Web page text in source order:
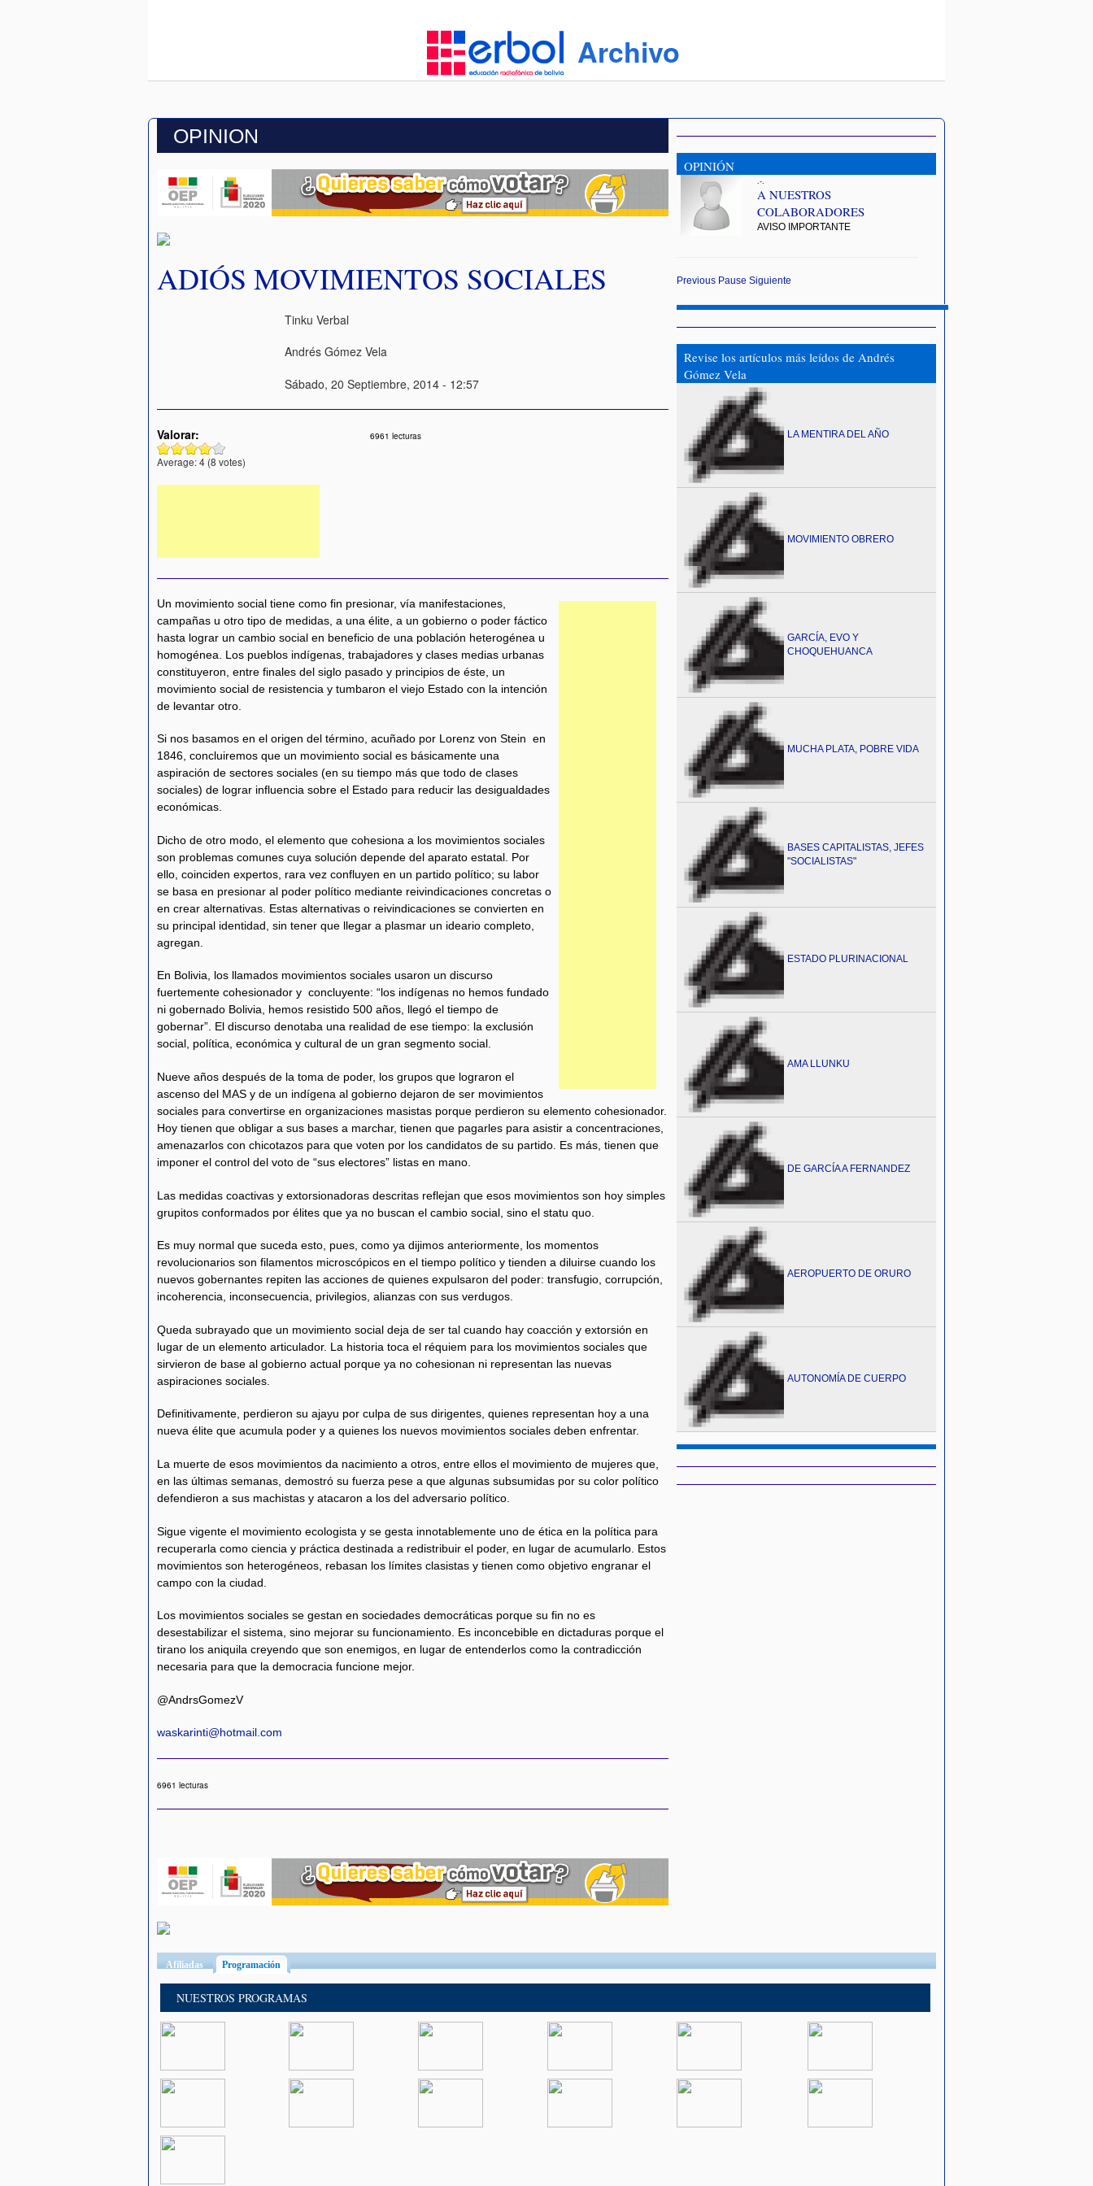
Archivo
OPINION
ADIÓS MOVIMIENTOS SOCIALES
Tinku Verbal
Andrés Gómez Vela
Sábado, 20 Septiembre, 2014 - 12:57
Valorar:
Average:4 (8 votes)
6961 lecturas
Un movimiento social tiene como fin presionar, vía manifestaciones,
campañas u otro tipo de medidas, a una élite, a un gobierno o poder fáctico
hasta lograr un cambio social en beneficio de una población heterogénea u
homogénea. Los pueblos indígenas, trabajadores y clases medias urbanas
constituyeron, entre finales del siglo pasado y principios de éste, un
movimiento social de resistencia y tumbaron el viejo Estado con la intención
de levantar otro.
Si nos basamos en el origen del término, acuñado por Lorenz von Stein en
1846, concluiremos que un movimiento social es básicamente una
aspiración de sectores sociales (en su tiempo más que todo de clases
sociales) de lograr influencia sobre el Estado para reducir las desigualdades
económicas.
Dicho de otro modo, el elemento que cohesiona a los movimientos sociales
son problemas comunes cuya solución depende del aparato estatal. Por
ello, coinciden expertos, rara vez confluyen en un partido político; su labor
se basa en presionar al poder político mediante reivindicaciones concretas o
en crear alternativas. Estas alternativas o reivindicaciones se convierten en
su principal identidad, sin tener que llegar a plasmar un ideario completo,
agregan.
En Bolivia, los llamados movimientos sociales usaron un discurso
fuertemente cohesionador y concluyente: “los indígenas no hemos fundado
ni gobernado Bolivia, hemos resistido 500 años, llegó el tiempo de
gobernar”. El discurso denotaba una realidad de ese tiempo: la exclusión
social, política, económica y cultural de un gran segmento social.
Nueve años después de la toma de poder, los grupos que lograron el
ascenso del MAS y de un indígena al gobierno dejaron de ser movimientos
sociales para convertirse en organizaciones masistas porque perdieron su elemento cohesionador.
Hoy tienen que obligar a sus bases a marchar, tienen que pagarles para asistir a concentraciones,
amenazarlos con chicotazos para que voten por los candidatos de su partido. Es más, tienen que
imponer el control del voto de “sus electores” listas en mano.
Las medidas coactivas y extorsionadoras descritas reflejan que esos movimientos son hoy simples
grupitos conformados por élites que ya no buscan el cambio social, sino el statu quo.
Es muy normal que suceda esto, pues, como ya dijimos anteriormente, los momentos
revolucionarios son filamentos microscópicos en el tiempo político y tienden a diluirse cuando los
nuevos gobernantes repiten las acciones de quienes expulsaron del poder: transfugio, corrupción,
incoherencia, inconsecuencia, privilegios, alianzas con sus verdugos.
Queda subrayado que un movimiento social deja de ser tal cuando hay coacción y extorsión en
lugar de un elemento articulador. La historia toca el réquiem para los movimientos sociales que
sirvieron de base al gobierno actual porque ya no cohesionan ni representan las nuevas
aspiraciones sociales.
Definitivamente, perdieron su ajayu por culpa de sus dirigentes, quienes representan hoy a una
nueva élite que acumula poder y a quienes los nuevos movimientos sociales deben enfrentar.
La muerte de esos movimientos da nacimiento a otros, entre ellos el movimiento de mujeres que,
en las últimas semanas, demostró su fuerza pese a que algunas subsumidas por su color político
defendieron a sus machistas y atacaron a los del adversario político.
Sigue vigente el movimiento ecologista y se gesta innotablemente uno de ética en la política para
recuperarla como ciencia y práctica destinada a redistribuir el poder, en lugar de acumularlo. Estos
movimientos son heterogéneos, rebasan los límites clasistas y tienen como objetivo engranar el
campo con la ciudad.
Los movimientos sociales se gestan en sociedades democráticas porque su fin no es
desestabilizar el sistema, sino mejorar su funcionamiento. Es inconcebible en dictaduras porque el
tirano los aniquila creyendo que son enemigos, en lugar de entenderlos como la contradicción
necesaria para que la democracia funcione mejor.
@AndrsGomezV
waskarinti@hotmail.com
6961 lecturas
OPINIÓN
.-.
A NUESTROS
COLABORADORES
AVISO IMPORTANTE
Previous Pause Siguiente
Revise los artículos más leídos de Andrés
Gómez Vela
LA MENTIRA DEL AÑO
MOVIMIENTO OBRERO
GARCÍA, EVO Y
CHOQUEHUANCA
MUCHA PLATA, POBRE VIDA
BASES CAPITALISTAS, JEFES
"SOCIALISTAS"
ESTADO PLURINACIONAL
AMA LLUNKU
DE GARCÍA A FERNANDEZ
AEROPUERTO DE ORURO
AUTONOMÍA DE CUERPO
Afiliadas Programación
NUESTROS PROGRAMAS